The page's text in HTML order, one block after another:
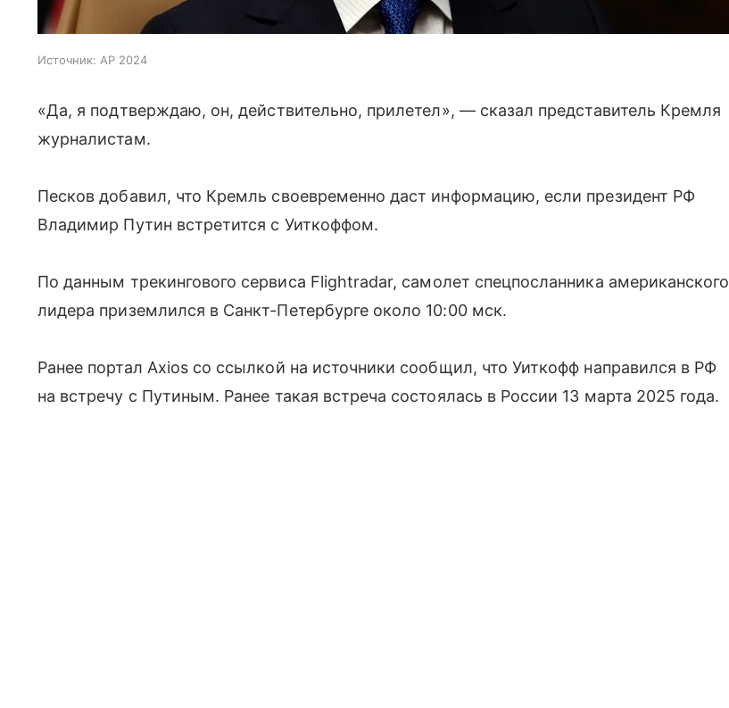
Источник: AP 2024
«Да, я подтверждаю, он, действительно, прилетел», — сказал представитель Кремля
журналистам.
Песков добавил, что Кремль своевременно даст информацию, если президент РФ
Владимир Путин встретится с Уиткоффом.
По данным трекингового сервиса Flightradar, самолет спецпосланника американского
лидера приземлился в Санкт-Петербурге около 10:00 мск.
Ранее портал Аxios со ссылкой на источники сообщил, что Уиткофф направился в РФ
на встречу с Путиным. Ранее такая встреча состоялась в России 13 марта 2025 года.